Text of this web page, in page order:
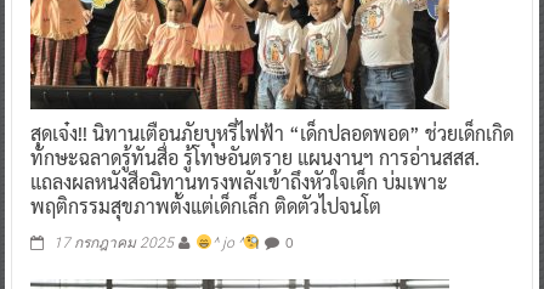
สุดเจ๋ง!! นิทานเตือนภัยบุหรี่ไฟฟ้า “เด็กปลอดพอด” ช่วยเด็กเกิด
ทักษะฉลาดรู้ทันสื่อ รู้โทษอันตราย แผนงานฯ การอ่านสสส.
แถลงผลหนังสือนิทานทรงพลังเข้าถึงหัวใจเด็ก บ่มเพาะ
พฤติกรรมสุขภาพตั้งแต่เด็กเล็ก ติดตัวไปจนโต
17 กรกฎาคม 2025 ^ jo ^ 0